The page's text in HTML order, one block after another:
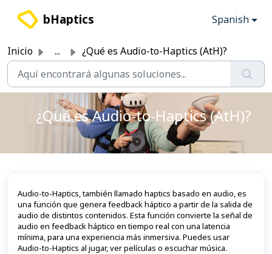
bHaptics Spanish
Inicio ... ¿Qué es Audio-to-Haptics (AtH)?
¿Qué es Audio-to-Haptics (AtH)?
Audio-to-Haptics, también llamado haptics basado en audio, es
una función que genera feedback háptico a partir de la salida de
audio de distintos contenidos. Esta función convierte la señal de
audio en feedback háptico en tiempo real con una latencia
mínima, para una experiencia más inmersiva. Puedes usar
Audio-to-Haptics al jugar, ver películas o escuchar música.